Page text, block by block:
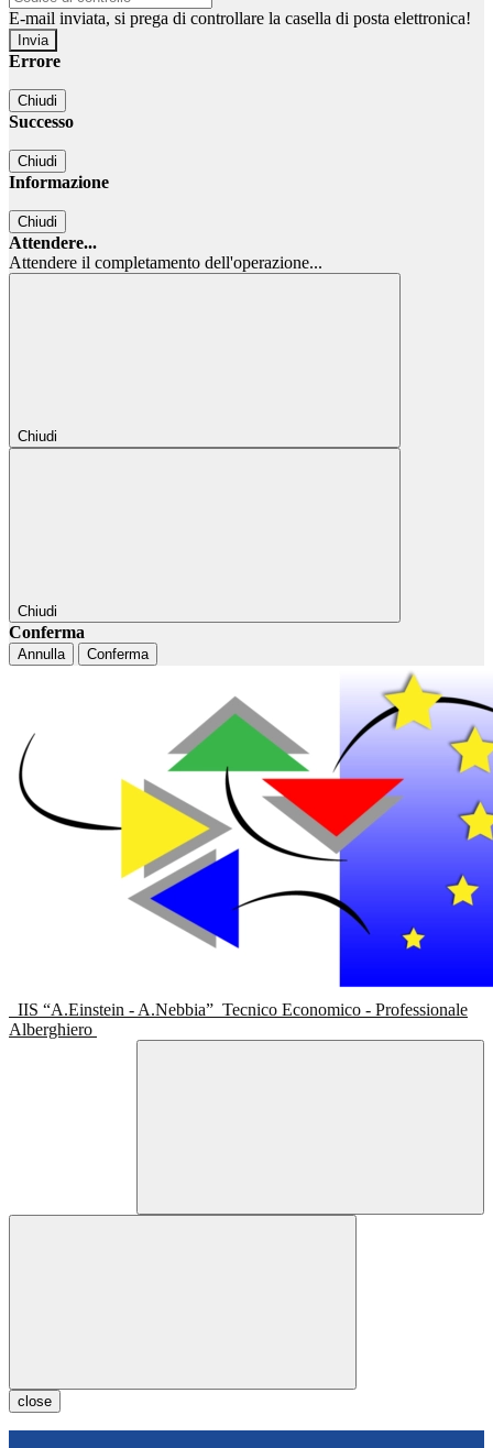
E-mail inviata, si prega di controllare la casella di posta elettronica!
Errore
Chiudi
Successo
Chiudi
Informazione
Chiudi
Attendere...
Attendere il completamento dell'operazione...
Chiudi
Chiudi
Conferma
Annulla Conferma
IIS “A.Einstein - A.Nebbia” Tecnico Economico - Professionale
Alberghiero
close